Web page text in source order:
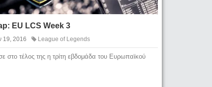
EU LCS Week 3
19, 2016 League of Legends
στο τέλος της η τρίτη εβδομάδα του Ευρωπαϊκού